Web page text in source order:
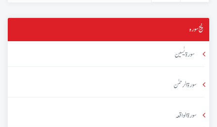
پنج سورہ
سورۃ یٰسین
سورۃ الرحمٰن
سورۃ الواقعہ